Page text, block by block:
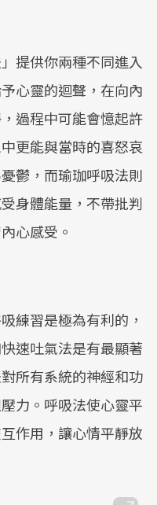
提供你兩種不同進入
心靈的迴聲，在向內
過程中可能會憶起許
更能與當時的喜怒哀
鬱，而瑜珈呼吸法則
身體能量，不帶批判
心感受。
練習是極為有利的，
速吐氣法是有最顯著
所有系統的神經和功
力。呼吸法使心靈平
作用，讓心情平靜放